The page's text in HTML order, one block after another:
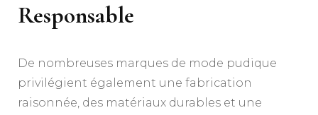
Responsable
De nombreuses marques de mode pudique
privilégient également une fabrication
raisonnée, des matériaux durables et une